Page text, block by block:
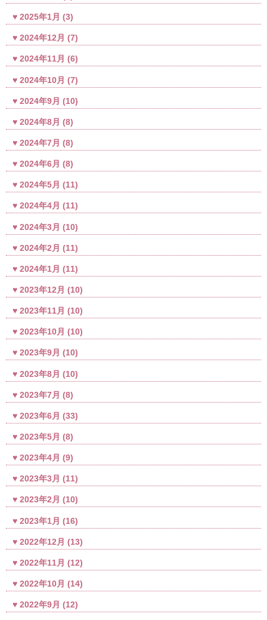
2025年1月 (3)
2024年12月 (7)
2024年11月 (6)
2024年10月 (7)
2024年9月 (10)
2024年8月 (8)
2024年7月 (8)
2024年6月 (8)
2024年5月 (11)
2024年4月 (11)
2024年3月 (10)
2024年2月 (11)
2024年1月 (11)
2023年12月 (10)
2023年11月 (10)
2023年10月 (10)
2023年9月 (10)
2023年8月 (10)
2023年7月 (8)
2023年6月 (33)
2023年5月 (8)
2023年4月 (9)
2023年3月 (11)
2023年2月 (10)
2023年1月 (16)
2022年12月 (13)
2022年11月 (12)
2022年10月 (14)
2022年9月 (12)